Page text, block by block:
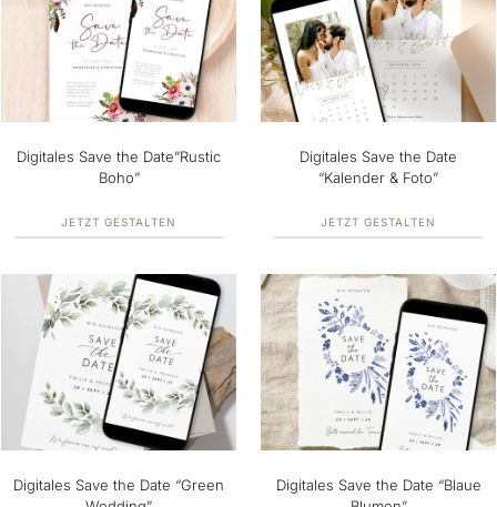
Digitales Save the Date”Rustic
Boho”
JETZT GESTALTEN
Digitales Save the Date
“Kalender & Foto”
JETZT GESTALTEN
Digitales Save the Date “Green
Digitales Save the Date “Blaue